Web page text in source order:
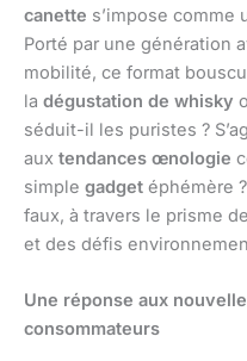
canette s’impose comme
Porté par une génération
mobilité, ce format
la dégustation de whisky
séduit-il les puristes ?
aux tendances œnologie
simple gadget éphémère
faux, à travers le prisme
et des défis
Une réponse aux
consommateurs